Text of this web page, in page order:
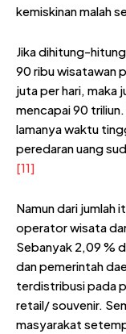
kemiskinan malah
Jika dihitung-
90 ribu wisatawan
juta per hari, maka
mencapai 90
lamanya waktu
peredaran uang
[11]
Namun dari jumlah
operator wisata
Sebanyak 2,09 %
dan pemerintah
terdistribusi pada
retail/ souvenir.
masyarakat